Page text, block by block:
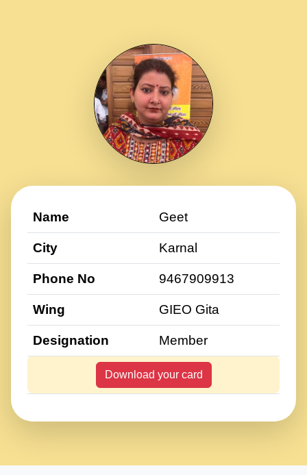
Name Geet
City Karnal
Phone No 9467909913
Wing GIEO Gita
Designation Member
Download your card